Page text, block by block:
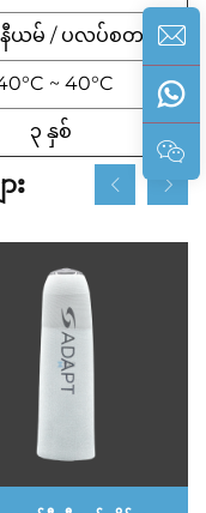
ယမ် / ပလပ်စတစ်
~ 40°C
၃ နှစ်
း